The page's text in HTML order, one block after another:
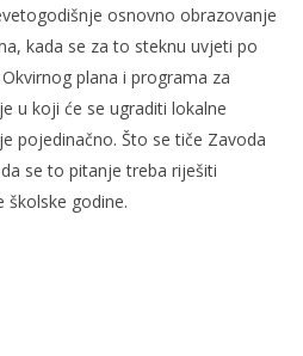
osnovno obrazovanje
kada se za to steknu uvjeti po
plana i programa za
u koji će se ugraditi lokalne
pojedinačno. Što se tiče Zavoda
se to pitanje treba riješiti
školske godine.